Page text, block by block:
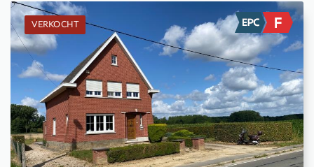
VERKOCHT
Verkocht: Eengezinswoning
3
1.200 m²
1
168 m²